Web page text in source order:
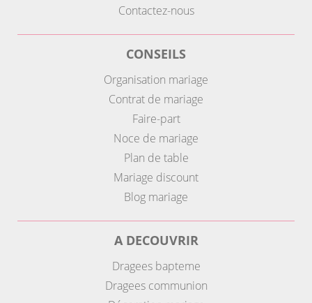
Contactez-nous
CONSEILS
Organisation mariage
Contrat de mariage
Faire-part
Noce de mariage
Plan de table
Mariage discount
Blog mariage
A DECOUVRIR
Dragees bapteme
Dragees communion